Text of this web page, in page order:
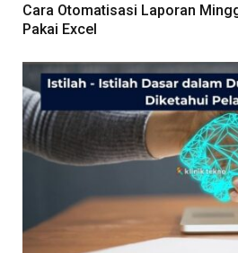
Cara Otomatisasi Laporan
Pakai Excel